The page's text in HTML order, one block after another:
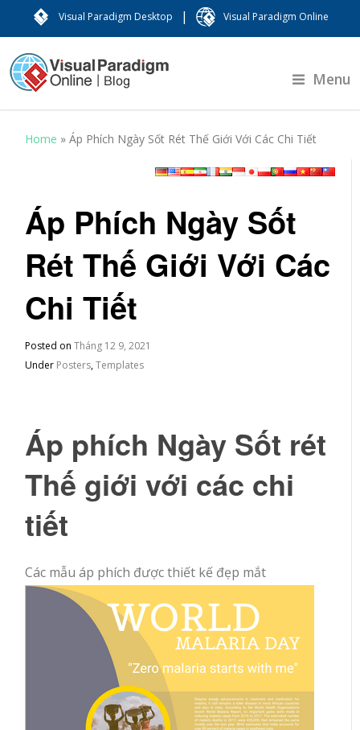
Visual Paradigm Desktop | Visual Paradigm Online
Menu
Home »Áp Phích Ngày Sốt Rét Thế Giới Với Các Chi Tiết
Áp Phích Ngày Sốt
Rét Thế Giới Với Các
Chi Tiết
Posted onTháng 12 9, 2021
Under Posters,Templates
Áp phích Ngày Sốt rét
Thế giới với các chi
tiết
Các mẫu áp phích được thiết kế đẹp mắt